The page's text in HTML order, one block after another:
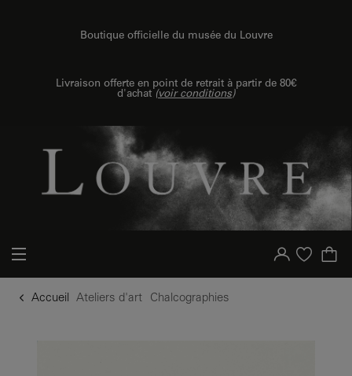
Boutique officielle du musée du Louvre
Livraison offerte en point de retrait à partir de 80€
d'achat (voir conditions)
Votre compte
Liste d'achat
Accueil Ateliers d'art Chalcographies